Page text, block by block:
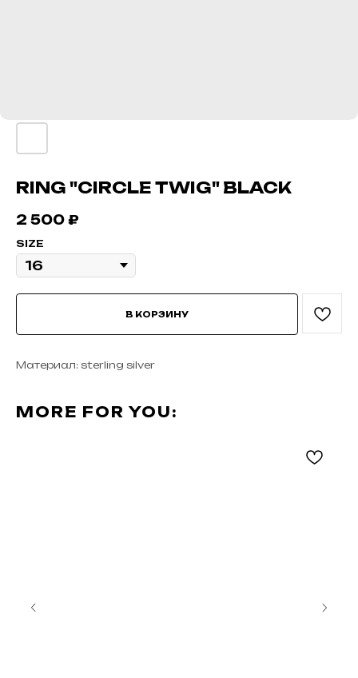
RING "CIRCLE TWIG" BLACK
2 500 ₽
SIZE
В КОРЗИНУ
Материал: sterling silver
MORE FOR YOU: